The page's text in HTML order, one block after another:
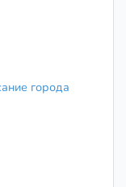
города